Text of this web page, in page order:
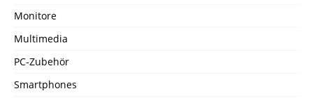
Monitore
Multimedia
PC-Zubehör
Smartphones